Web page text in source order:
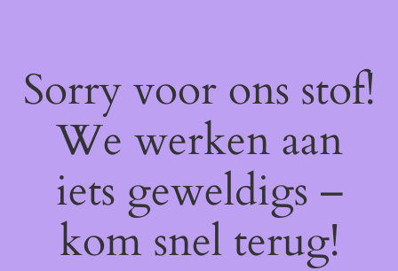
Sorry voor ons stof!
We werken aan
iets geweldigs –
kom snel terug!